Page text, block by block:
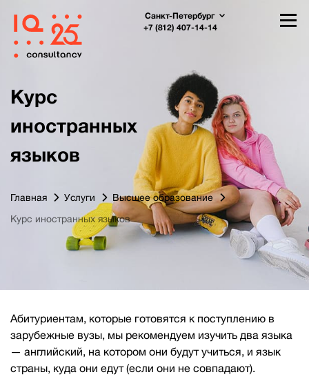
Санкт-Петербург
+7 (812) 407-14-14
Курс
иностранных
языков
Главная Услуги
Высшее образование
Курс иностранных языков
Абитуриентам, которые готовятся к поступлению в
зарубежные вузы, мы рекомендуем изучить два языка
— английский, на котором они будут учиться, и язык
страны, куда они едут (если они не совпадают).